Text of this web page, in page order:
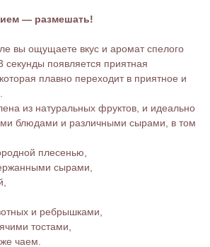
— размешать!
вы ощущаете вкус и аромат спелого
секунды появляется приятная
плавно переходит в приятное и
из натуральных фруктов, и идеально
блюдами и различными сырами, в том
плесенью,
сырами,
и ребрышками,
тостами,
чаем.